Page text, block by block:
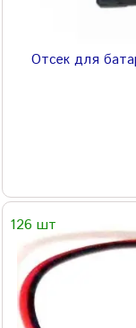
Отсек для
126 шт